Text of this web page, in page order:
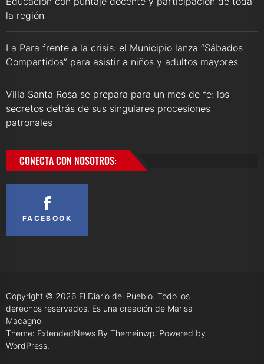
la región
La Para frente a la crisis: el Municipio lanza “Sábados
Compartidos” para asistir a niños y adultos mayores
Villa Santa Rosa se prepara para un mes de fe: los
secretos detrás de sus singulares procesiones
patronales
CONECTA CON NOSOTROS:
FACEBOOK
Copyright © 2026 El Diario del Pueblo. Todo los
derechos reservados. Es una creación de Marisa
Macagno
Theme: ExtendedNews By Themeinwp. Powered by
WordPress.